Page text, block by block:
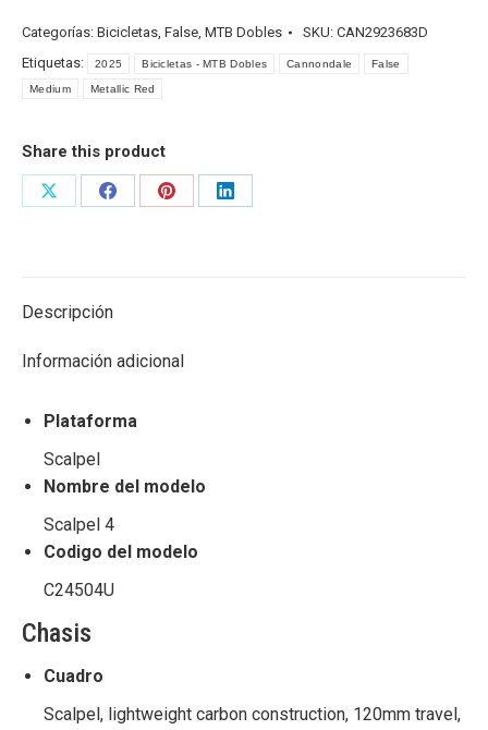
Categorías: Bicicletas, False, MTB Dobles SKU: CAN2923683D
Etiquetas:
2025 Bicicletas - MTB Dobles Cannondale False
Medium Metallic Red
Share this product
Share
Share
Share
Share
Descripción
Información adicional
Plataforma
Scalpel
Nombre del modelo
Scalpel 4
Codigo del modelo
C24504U
Chasis
Cuadro
Scalpel, lightweight carbon construction, 120mm travel,